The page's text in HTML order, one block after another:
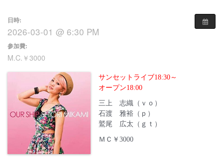
日時:
2026-03-01 @ 6:30 PM
参加費:
M.C.￥3000
サンセットライブ18:30～
オープン18:00
三上 志織（ｖｏ）
石渡 雅裕（ｐ）
鷲尾 広太（ｇｔ）
ＭＣ￥3000